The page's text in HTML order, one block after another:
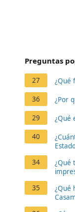
Preguntas
27 ¿Qué
36 ¿Por
29 ¿Qué
40
34
¿Qué
35
¿Qué